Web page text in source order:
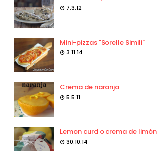
7.3.12
Mini-pizzas "Sorelle Simili"
3.11.14
Crema de naranja
5.5.11
Lemon curd o crema de limón
30.10.14